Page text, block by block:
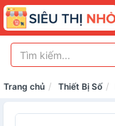
Trang chủ Thiết Bị Số